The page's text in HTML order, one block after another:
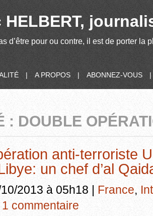
HELBERT,
d’être pour ou contre, il est de porter
| A PROPOS | ABONNEZ-VOUS |
: DOUBLE
anti-terroriste
un chef d’al
2013 à 05h18 | France,
1 commentaire